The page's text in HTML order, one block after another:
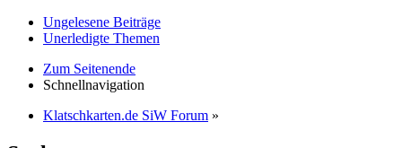
Ungelesene Beiträge
Unerledigte Themen
Zum Seitenende
Schnellnavigation
Klatschkarten.de SiW Forum »